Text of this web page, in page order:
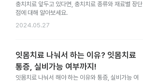
충치치료 앞두고 있다면, 충치치료 종류와 재료별 장단
점에 대해 알아보세요.
2024.05.27
잇몸치료 나눠서 하는 이유? 잇몸치료
통증, 실비가능 여부까지!
잇몸치료 나눠서 해야 하는 이유와 통증, 실비가능 여